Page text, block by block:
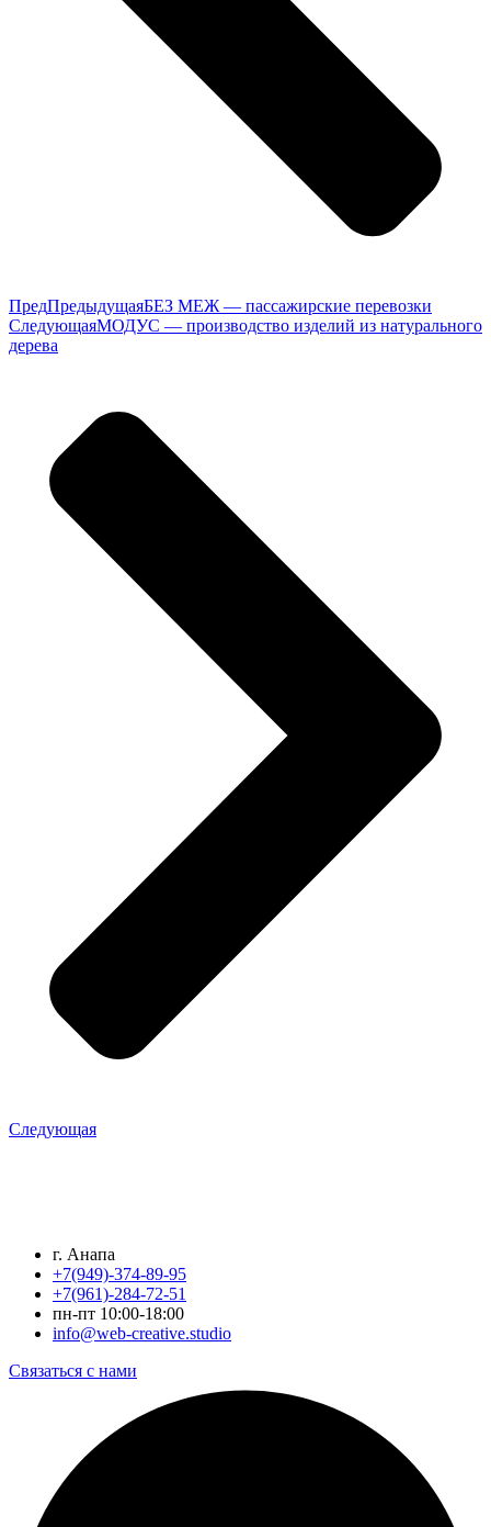
ПредПредыдущаяБЕЗ МЕЖ — пассажирские перевозки
СледующаяМОДУС — производство изделий из натурального
дерева
Следующая
г. Анапа
+7(949)-374-89-95
+7(961)-284-72-51
пн-пт 10:00-18:00
info@web-creative.studio
Связаться с нами